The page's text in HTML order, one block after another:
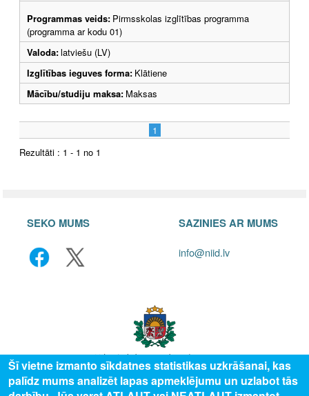
Programmas veids: Pirmsskolas izglītības programma
(programma ar kodu 01)
Valoda:latviešu (LV)
Izglītības ieguves forma: Klātiene
Mācību/studiju maksa: Maksas
1
Rezultāti : 1 - 1 no 1
SEKO MUMS SAZINIES AR MUMS
info@niid.lv
© 2025 Valsts izglītības attīstības aģentūra, publicētā satura visas tiesības
Šī vietne izmanto sīkdatnes statistikas uzkrāšanai, kas
palīdz mums analizēt lapas apmeklējumu un uzlabot tās